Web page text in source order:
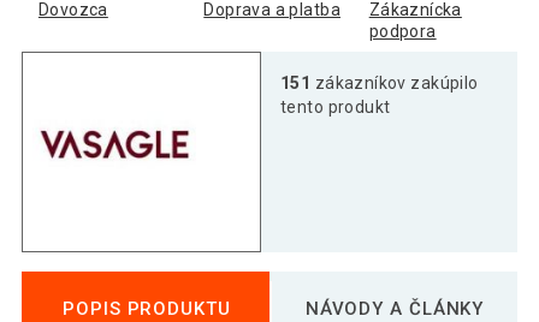
Dovozca Doprava a platba
Zákaznícka
podpora
151 zákazníkov zakúpilo
tento produkt
POPIS PRODUKTU NÁVODY A ČLÁNKY